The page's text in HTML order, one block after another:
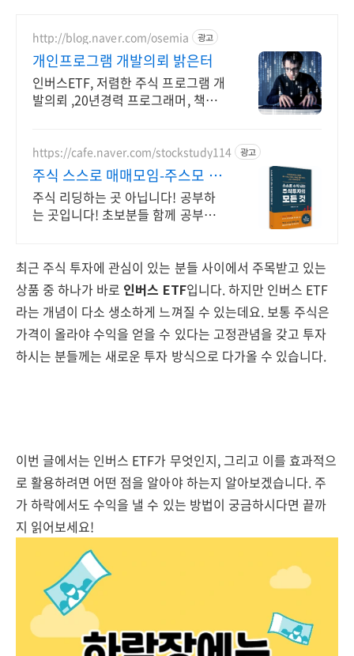
http://blog.naver.com/osemia 광고
개인프로그램 개발의뢰 밝은터
인버스ETF, 저렴한 주식 프로그램 개
발의뢰 ,20년경력 프로그래머, 책임
https://cafe.naver.com/stockstudy114 광고
주식 스스로 매매모임-주스모 스
스로 공부법을 배웁니다 !
주식 리딩하는 곳 아닙니다! 공부하
는 곳입니다! 초보분들 함께 공부하
최근 주식 투자에 관심이 있는 분들 사이에서 주목받고 있는
상품 중 하나가 바로 인버스 ETF입니다. 하지만 인버스 ETF
라는 개념이 다소 생소하게 느껴질 수 있는데요. 보통 주식은
가격이 올라야 수익을 얻을 수 있다는 고정관념을 갖고 투자
하시는 분들께는 새로운 투자 방식으로 다가올 수 있습니다.
이번 글에서는 인버스 ETF가 무엇인지, 그리고 이를 효과적으
로 활용하려면 어떤 점을 알아야 하는지 알아보겠습니다. 주
가 하락에서도 수익을 낼 수 있는 방법이 궁금하시다면 끝까
지 읽어보세요!